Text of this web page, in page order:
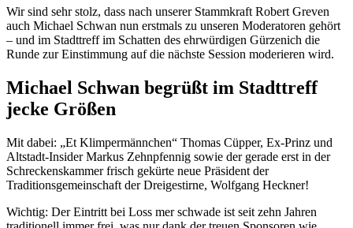
Wir sind sehr stolz, dass nach unserer Stammkraft Robert Greven
auch Michael Schwan nun erstmals zu unseren Moderatoren gehört
– und im Stadttreff im Schatten des ehrwürdigen Gürzenich die
Runde zur Einstimmung auf die nächste Session moderieren wird.
Michael Schwan begrüßt im Stadttreff
jecke Größen
Mit dabei: „Et Klimpermännchen“ Thomas Cüpper, Ex-Prinz und
Altstadt-Insider Markus Zehnpfennig sowie der gerade erst in der
Schreckenskammer frisch gekürte neue Präsident der
Traditionsgemeinschaft der Dreigestirne, Wolfgang Heckner!
Wichtig: Der Eintritt bei Loss mer schwade ist seit zehn Jahren